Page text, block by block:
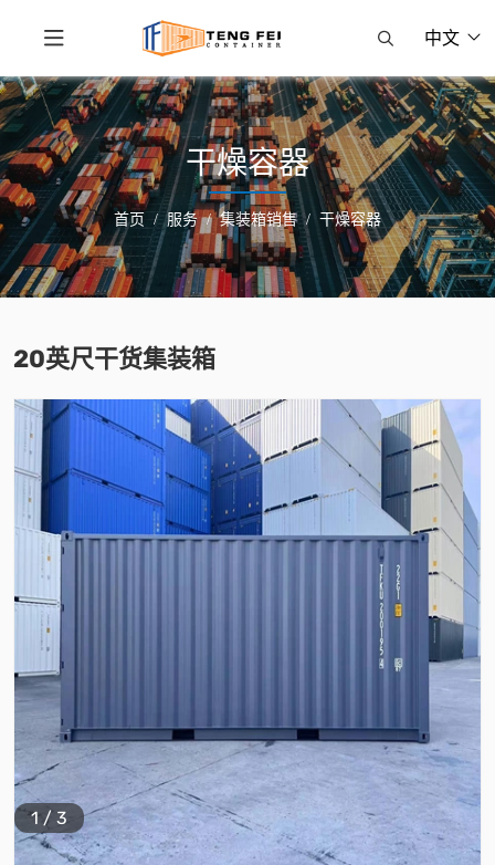
中文
干燥容器
首页 服务 集装箱销售 干燥容器
20英尺干货集装箱
1/3